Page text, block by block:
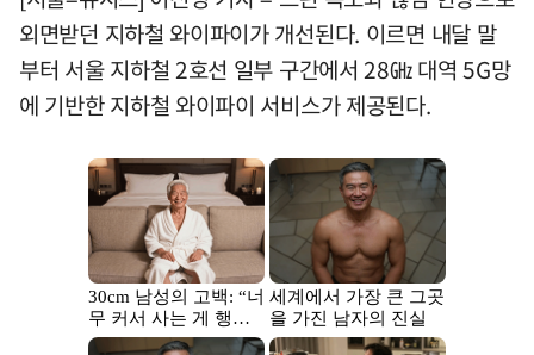
외면받던 지하철 와이파이가 개선된다. 이르면 내달 말
부터 서울 지하철 2호선 일부 구간에서 28㎓ 대역 5G망
에 기반한 지하철 와이파이 서비스가 제공된다.